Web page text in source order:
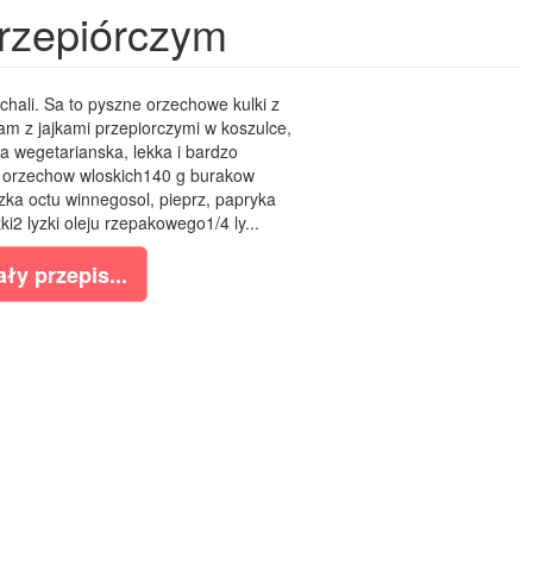
Sa to pyszne orzechowe kulki z
z jajkami przepiorczymi w koszulce,
wegetarianska, lekka i bardzo
wloskich140 g burakow
octu winnegosol, pieprz, papryka
lyzki oleju rzepakowego1/4 ly...
przepis...